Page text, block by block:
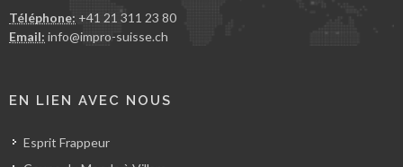
Téléphone: +41 21 311 23 80
Email: info@impro-suisse.ch
EN LIEN AVEC NOUS
Esprit Frappeur